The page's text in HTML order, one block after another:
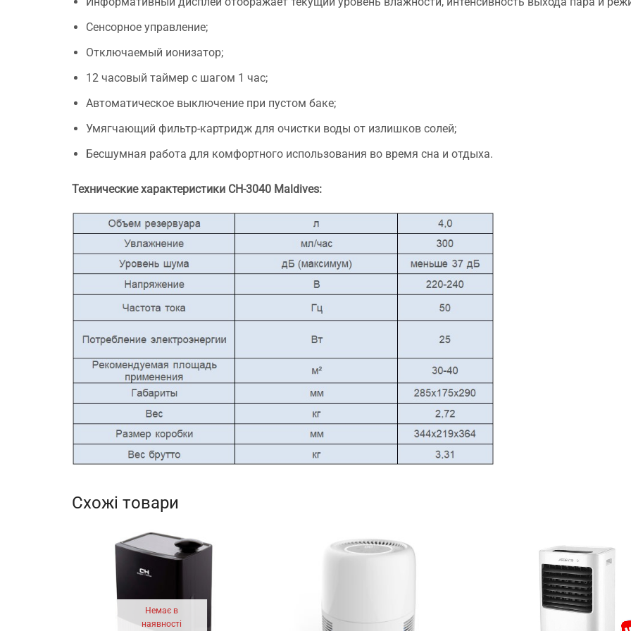
Сенсорное управление;
Отключаемый ионизатор;
12 часовый таймер с шагом 1 час;
Автоматическое выключение при пустом баке;
Умягчающий фильтр-картридж для очистки воды от излишков солей;
Бесшумная работа для комфортного использования во время сна и отдыха.
Технические характеристики CH-3040 Maldives:
Схожі товари
Немає в
наявності